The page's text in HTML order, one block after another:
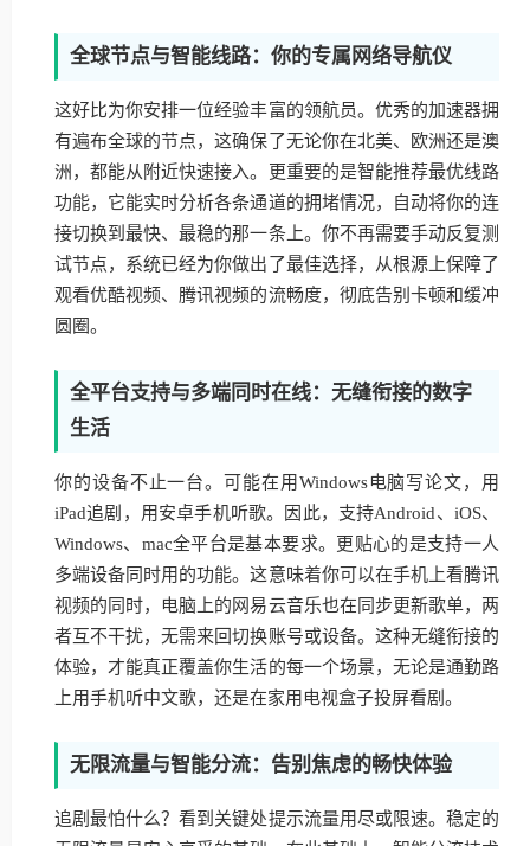
全球节点与智能线路：你的专属网络导航仪
这好比为你安排一位经验丰富的领航员。优秀的加速器拥
有遍布全球的节点，这确保了无论你在北美、欧洲还是澳
洲，都能从附近快速接入。更重要的是智能推荐最优线路
功能，它能实时分析各条通道的拥堵情况，自动将你的连
接切换到最快、最稳的那一条上。你不再需要手动反复测
试节点，系统已经为你做出了最佳选择，从根源上保障了
观看优酷视频、腾讯视频的流畅度，彻底告别卡顿和缓冲
圆圈。
全平台支持与多端同时在线：无缝衔接的数字
生活
你的设备不止一台。可能在用Windows电脑写论文，用
iPad追剧，用安卓手机听歌。因此，支持Android、iOS、
Windows、mac全平台是基本要求。更贴心的是支持一人
多端设备同时用的功能。这意味着你可以在手机上看腾讯
视频的同时，电脑上的网易云音乐也在同步更新歌单，两
者互不干扰，无需来回切换账号或设备。这种无缝衔接的
体验，才能真正覆盖你生活的每一个场景，无论是通勤路
上用手机听中文歌，还是在家用电视盒子投屏看剧。
无限流量与智能分流：告别焦虑的畅快体验
追剧最怕什么？看到关键处提示流量用尽或限速。稳定的